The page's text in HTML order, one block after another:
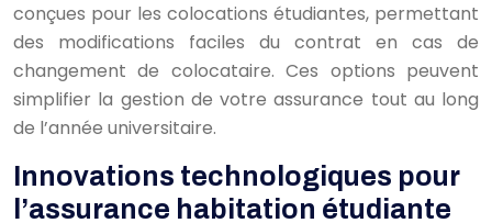
conçues pour les colocations étudiantes, permettant
des modifications faciles du contrat en cas de
changement de colocataire. Ces options peuvent
simplifier la gestion de votre assurance tout au long
de l’année universitaire.
Innovations technologiques pour
l’assurance habitation étudiante